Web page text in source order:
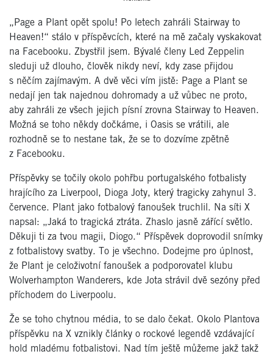
„Page a Plant opět spolu! Po letech zahráli Stairway to
Heaven!“ stálo v příspěvcích, které na mě začaly vyskakovat
na Facebooku. Zbystřil jsem. Bývalé členy Led Zeppelin
sleduji už dlouho, člověk nikdy neví, kdy zase přijdou
s něčím zajímavým. A dvě věci vím jistě: Page a Plant se
nedají jen tak najednou dohromady a už vůbec ne proto,
aby zahráli ze všech jejich písní zrovna Stairway to Heaven.
Možná se toho někdy dočkáme, i Oasis se vrátili, ale
rozhodně se to nestane tak, že se to dozvíme zpětně
z Facebooku.
Příspěvky se točily okolo pohřbu portugalského fotbalisty
hrajícího za Liverpool, Dioga Joty, který tragicky zahynul 3.
července. Plant jako fotbalový fanoušek truchlil. Na síti X
napsal: „Jaká to tragická ztráta. Zhaslo jasně zářící světlo.
Děkuji ti za tvou magii, Diogo.“ Příspěvek doprovodil snímky
z fotbalistovy svatby. To je všechno. Dodejme pro úplnost,
že Plant je celoživotní fanoušek a podporovatel klubu
Wolverhampton Wanderers, kde Jota strávil dvě sezóny před
příchodem do Liverpoolu.
Že se toho chytnou média, to se dalo čekat. Okolo Plantova
příspěvku na X vznikly články o rockové legendě vzdávající
hold mladému fotbalistovi. Nad tím ještě můžeme jakž takž